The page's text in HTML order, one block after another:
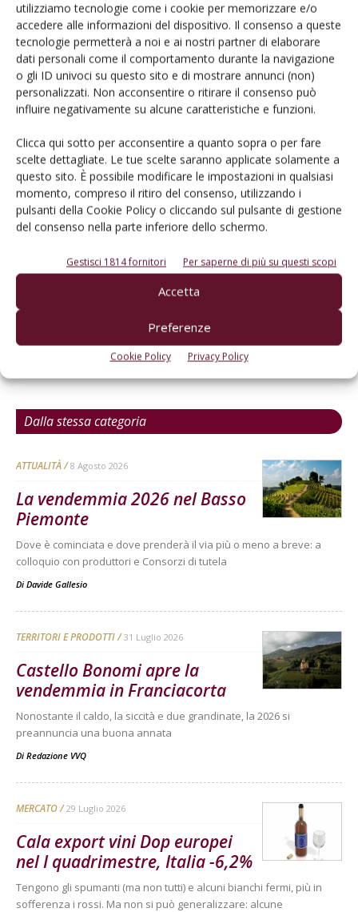
utilizziamo tecnologie come i cookie per memorizzare e/o
accedere alle informazioni del dispositivo. Il consenso a queste
tecnologie permetterà a noi e ai nostri partner di elaborare
dati personali come il comportamento durante la navigazione
o gli ID univoci su questo sito e di mostrare annunci (non)
personalizzati. Non acconsentire o ritirare il consenso può
influire negativamente su alcune caratteristiche e funzioni.
Clicca qui sotto per acconsentire a quanto sopra o per fare
scelte dettagliate. Le tue scelte saranno applicate solamente a
questo sito. È possibile modificare le impostazioni in qualsiasi
momento, compreso il ritiro del consenso, utilizzando i
pulsanti della Cookie Policy o cliccando sul pulsante di gestione
del consenso nella parte inferiore dello schermo.
Gestisci 1814 fornitori Per saperne di più su questi scopi
Accetta
Preferenze
Cookie Policy Privacy Policy
Catalogo Aziende e Prodotti
Un modo semplice per cercare un'azienda o un
prodotto!
Cerca adesso
L'Esperto risponde
I consigli di Terra e Vita agli agricoltori
Dalla stessa categoria
ATTUALITÀ 8 Agosto 2026
La vendemmia 2026 nel Basso
Piemonte
Dove è cominciata e dove prenderà il via più o meno a breve: a
colloquio con produttori e Consorzi di tutela
Di Davide Gallesio
TERRITORI E PRODOTTI 31 Luglio 2026
Castello Bonomi apre la
vendemmia in Franciacorta
Nonostante il caldo, la siccità e due grandinate, la 2026 si
preannuncia una buona annata
Di Redazione VVQ
MERCATO 29 Luglio 2026
Cala export vini Dop europei
nel I quadrimestre, Italia -6,2%
Tengono gli spumanti (ma non tutti) e alcuni bianchi fermi, più in
sofferenza i rossi. Ma non si può generalizzare: alcune